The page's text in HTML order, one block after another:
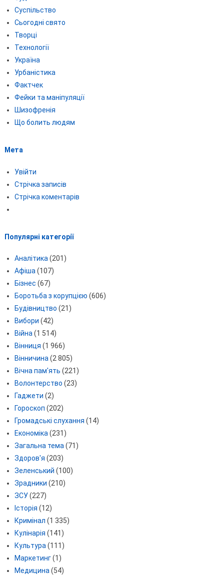
Суспільство
Сьогодні свято
Творці
Технології
Україна
Урбаністика
Фактчек
Фейки та маніпуляції
Шизофренія
Що болить людям
Мета
Увійти
Стрічка записів
Стрічка коментарів
Популярні категорії
Аналітика(201)
Афіша(107)
Бізнес (67)
Боротьба з корупцією (606)
Будівництво (21)
Вибори (42)
Війна(1 514)
Вінниця (1 966)
Вінничина(2 805)
Вічна пам'ять (221)
Волонтерство (23)
Гаджети (2)
Гороскоп (202)
Громадські слухання (14)
Економіка(231)
Загальна тема(71)
Здоров'я (203)
Зеленський (100)
Зрадники (210)
ЗСУ(227)
Історія (12)
Кримінал (1 335)
Кулінарія (141)
Культура(111)
Маркетинг(1)
Медицина(54)